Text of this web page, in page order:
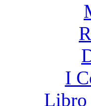
I
Libro